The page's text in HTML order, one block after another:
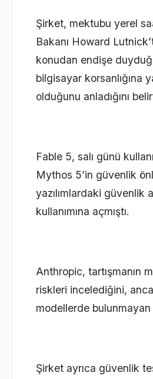
Şirket, mektubu yerel
Bakanı Howard
konudan endişe
bilgisayar korsanlığına
olduğunu anladığını
Fable 5, salı günü
Mythos 5’in güvenlik
yazılımlardaki güvenlik
kullanımına açmıştı.
Anthropic, tartışmanın
riskleri incelediğini,
modellerde bulunmayan
Şirket ayrıca güvenlik